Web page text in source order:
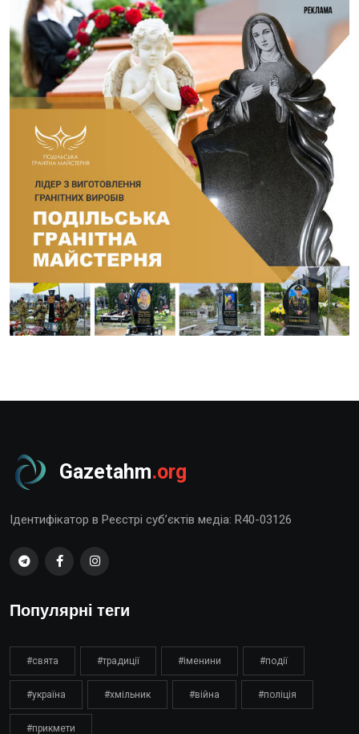
Gazetahm.org
Ідентифікатор в Реєстрі суб’єктів медіа: R40-03126
Популярні теги
#свята #традиції #іменини #події
#україна #хмільник #війна #поліція
#прикмети